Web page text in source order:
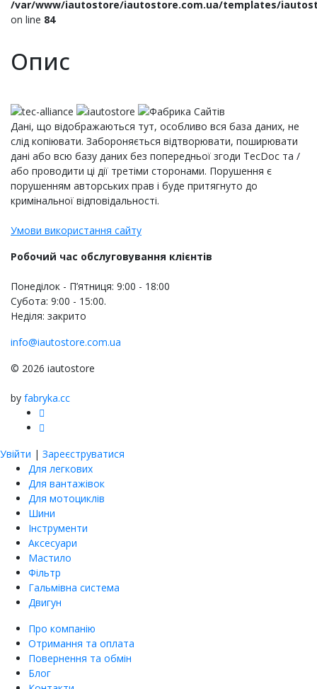
/var/www/iautostore/iautostore.com.ua/templates/
on line 84
Опис
Дані, що відображаються тут, особливо вся база даних, не
слід копіювати. Забороняється відтворювати, поширювати
дані або всю базу даних без попередньої згоди TecDoc та /
або проводити ці дії третіми сторонами. Порушення є
порушенням авторських прав і буде притягнуто до
кримінальної відповідальності.
Умови використання сайту
Робочий час обслуговування клієнтів
Понеділок - П’ятниця: 9:00 - 18:00
Субота: 9:00 - 15:00.
Неділя: закрито
info@iautostore.com.ua
© 2026 iautostore
by fabryka.cc
Увійти | Зареєструватися
Для легкових
Для вантажівок
Для мотоциклів
Шини
Інструменти
Аксесуари
Мастило
Фільтр
Гальмівна система
Двигун
Про компанію
Отримання та оплата
Повернення та обмін
Блог